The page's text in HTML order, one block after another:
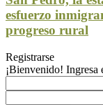
esfuerzo
progreso rural
Registrarse
¡Bienvenido! Ingresa